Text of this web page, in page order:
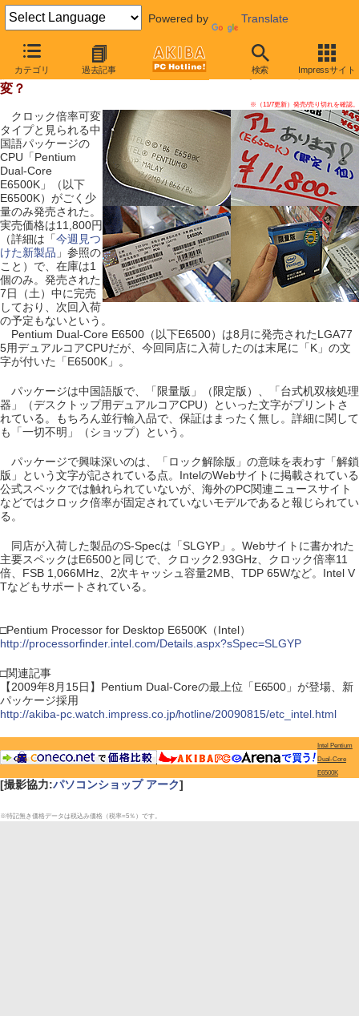
Powered by Translate
カテゴリ 過去記事 検索 Impressサイト
【 2009年11月7日号 】
謎のCPU「Pentium Dual-Core E6500K」が発売、倍率可
変？
※（11/7更新）発売/売り切れを確認。
クロック倍率可変
タイプと見られる中
国語パッケージの
CPU「Pentium
Dual-Core
E6500K」（以下
E6500K）がごく少
量のみ発売された。
実売価格は11,800円
（詳細は「今週見つ
けた新製品 」参照の
こと）で、在庫は1
個のみ。発売された
7日（土）中に完売
しており、次回入荷
の予定もないという。
Pentium Dual-Core E6500（以下E6500）は8月に発売されたLGA77
5用デュアルコアCPUだが、今回同店に入荷したのは末尾に「K」の文
字が付いた「E6500K」。
パッケージは中国語版で、「限量版」（限定版）、「台式机双核処理
器」（デスクトップ用デュアルコアCPU）といった文字がプリントさ
れている。もちろん並行輸入品で、保証はまったく無し。詳細に関して
も「一切不明」（ショップ）という。
パッケージで興味深いのは、「ロック解除版」の意味を表わす「解鎖
版」という文字が記されている点。IntelのWebサイトに掲載されている
公式スペックでは触れられていないが、海外のPC関連ニュースサイト
などではクロック倍率が固定されていないモデルであると報じられてい
る。
同店が入荷した製品のS-Specは「SLGYP」。Webサイトに書かれた
主要スペックはE6500と同じで、クロック2.93GHz、クロック倍率11
倍、FSB 1,066MHz、2次キャッシュ容量2MB、TDP 65Wなど。Intel V
Tなどもサポートされている。
□Pentium Processor for Desktop E6500K（Intel）
http://processorfinder.intel.com/Details.aspx?sSpec=SLGYP
□関連記事
【2009年8月15日】Pentium Dual-Coreの最上位「E6500」が登場、新
パッケージ採用
http://akiba-pc.watch.impress.co.jp/hotline/20090815/etc_intel.html
Intel Pentium
Dual-Core
E6500K
[撮影協力:パソコンショップ アーク]
※特記無き価格データは税込み価格（税率=5％）です。